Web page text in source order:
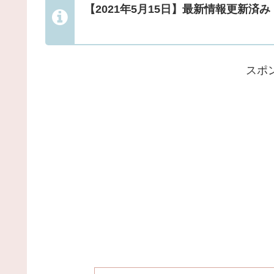
【2021年5月15日】最新情報更新済み
スポ